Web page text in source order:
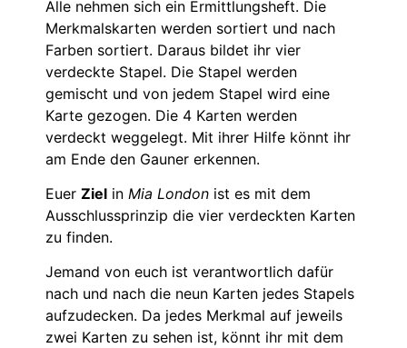
Alle nehmen sich ein Ermittlungsheft. Die
Merkmalskarten werden sortiert und nach
Farben sortiert. Daraus bildet ihr vier
verdeckte Stapel. Die Stapel werden
gemischt und von jedem Stapel wird eine
Karte gezogen. Die 4 Karten werden
verdeckt weggelegt. Mit ihrer Hilfe könnt ihr
am Ende den Gauner erkennen.
Euer Ziel in Mia London ist es mit dem
Ausschlussprinzip die vier verdeckten Karten
zu finden.
Jemand von euch ist verantwortlich dafür
nach und nach die neun Karten jedes Stapels
aufzudecken. Da jedes Merkmal auf jeweils
zwei Karten zu sehen ist, könnt ihr mit dem